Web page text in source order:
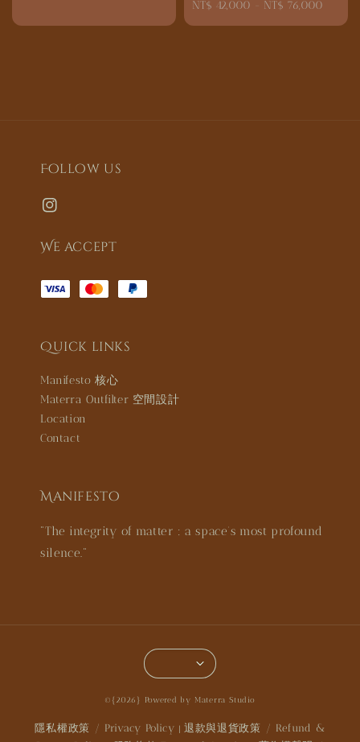
Regular
NT$ 42,000 NT$ 76,000
Follow us
We accept
Quick links
Manifesto 核心
Materra Outfilter 空間設計
Location
Contact
Manifesto
"The integrity of matter : a space’s most profound
silence."
©{2026} Powered by Materra Studio
隱私權政策 / Privacy Policy | 退款與退貨政策 / Refund &